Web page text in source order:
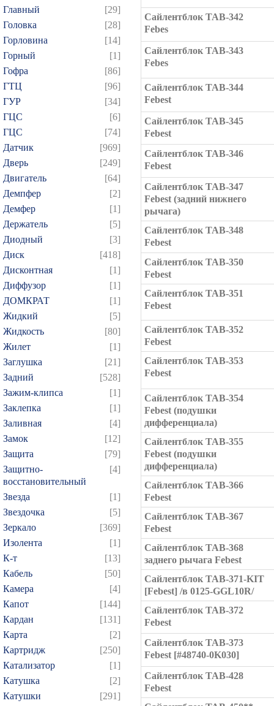
Главный
[29]
Головка
[28]
Горловина
[14]
Горный
[1]
Гофра
[86]
ГТЦ
[96]
ГУР
[34]
ГЦC
[6]
ГЦС
[74]
Датчик
[969]
Дверь
[249]
Двигатель
[64]
Демпфер
[2]
Демфер
[1]
Держатель
[5]
Диодный
[3]
Диск
[418]
Дисконтная
[1]
Диффузор
[1]
ДОМКРАТ
[1]
Жидкий
[5]
Жидкость
[80]
Жилет
[1]
Заглушка
[21]
Задний
[528]
Зажим-клипса
[1]
Заклепка
[1]
Заливная
[4]
Замок
[12]
Защита
[79]
Защитно-
восстановительный
[4]
Звезда
[1]
Звездочка
[5]
Зеркало
[369]
Изолента
[1]
К-т
[13]
Кабель
[50]
Камера
[4]
Капот
[144]
Кардан
[131]
Карта
[2]
Картридж
[250]
Катализатор
[1]
Катушка
[2]
Катушки
[291]
Сайлентблок TAB-342
Febes
Сайлентблок TAB-343
Febes
Сайлентблок TAB-344
Febest
Сайлентблок TAB-345
Febest
Сайлентблок TAB-346
Febest
Сайлентблок TAB-347
Febest (задний нижнего
рычага)
Сайлентблок TAB-348
Febest
Сайлентблок TAB-350
Febest
Сайлентблок TAB-351
Febest
Сайлентблок TAB-352
Febest
Сайлентблок TAB-353
Febest
Сайлентблок TAB-354
Febest (подушки
дифференциала)
Сайлентблок TAB-355
Febest (подушки
дифференциала)
Сайлентблок TAB-366
Febest
Сайлентблок TAB-367
Febest
Сайлентблок TAB-368
заднего рычага Febest
Сайлентблок TAB-371-KIT
[Febest] /в 0125-GGL10R/
Сайлентблок TAB-372
Febest
Сайлентблок TAB-373
Febest [#48740-0K030]
Сайлентблок TAB-428
Febest